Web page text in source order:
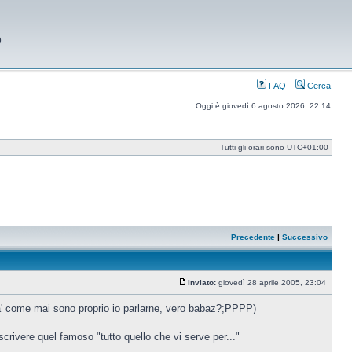
FAQ Cerca
Oggi è giovedì 6 agosto 2026, 22:14
Tutti gli orari sono UTC+01:00
Precedente | Successivo
Messaggio
Inviato: giovedì 28 aprile 2005, 23:04
mai sono proprio io parlarne, vero babaz?;PPPP)
quel famoso "tutto quello che vi serve per..."